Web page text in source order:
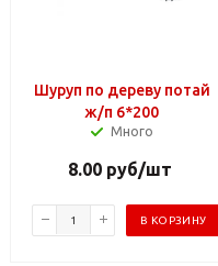
Шуруп по дереву потай
ж/п 6*200
Много
8.00руб/шт
В КОРЗИНУ